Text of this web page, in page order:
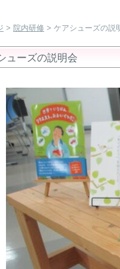
> 院内研修 > ケアシューズの説
ューズの説明会